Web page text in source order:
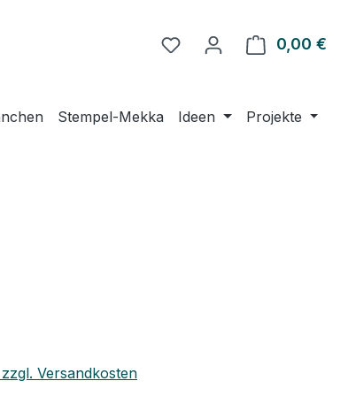
Du hast 0 Produkte auf
0,00 €
Stempel-Mekka Ideen Projekte
Versandkosten